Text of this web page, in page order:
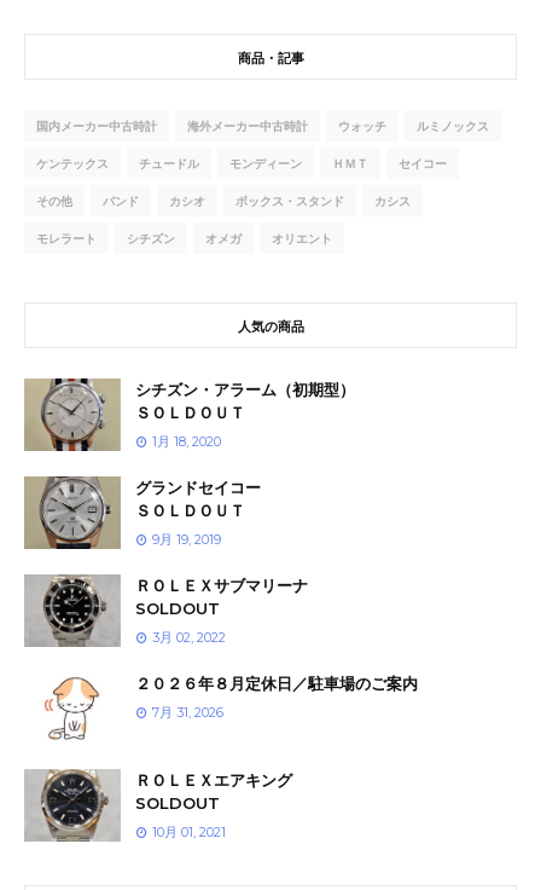
商品・記事
国内メーカー中古時計 海外メーカー中古時計 ウォッチ ルミノックス
ケンテックス チュードル モンディーン ＨＭＴ セイコー
その他 バンド カシオ ボックス・スタンド カシス
モレラート シチズン オメガ オリエント
人気の商品
シチズン・アラーム（初期型）
ＳＯＬＤＯＵＴ
1月 18, 2020
グランドセイコー
ＳＯＬＤＯＵＴ
9月 19, 2019
ＲＯＬＥＸサブマリーナ
SOLDOUT
3月 02, 2022
２０２６年８月定休日／駐車場のご案内
7月 31, 2026
ＲＯＬＥＸエアキング
SOLDOUT
10月 01, 2021